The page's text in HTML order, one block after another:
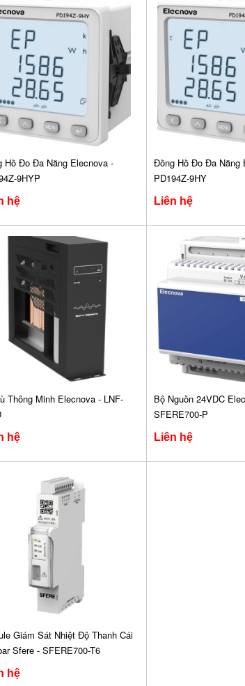
Hồ Đo Đa Năng Elecnova -
9HYP
hệ
Đồng Hồ Đo Đa Năng
PD194Z-9HY
Liên hệ
Thông Minh Elecnova - LNF-
hệ
Bộ Nguồn 24VDC
SFERE700-P
Liên hệ
Giám Sát Nhiệt Độ Thanh Cái
Sfere - SFERE700-T6
hệ